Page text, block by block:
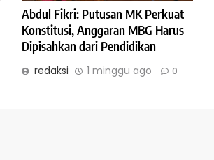
Abdul Fikri: Putusan MK Perkuat
Konstitusi, Anggaran MBG Harus
Dipisahkan dari Pendidikan
redaksi 1 minggu ago 0